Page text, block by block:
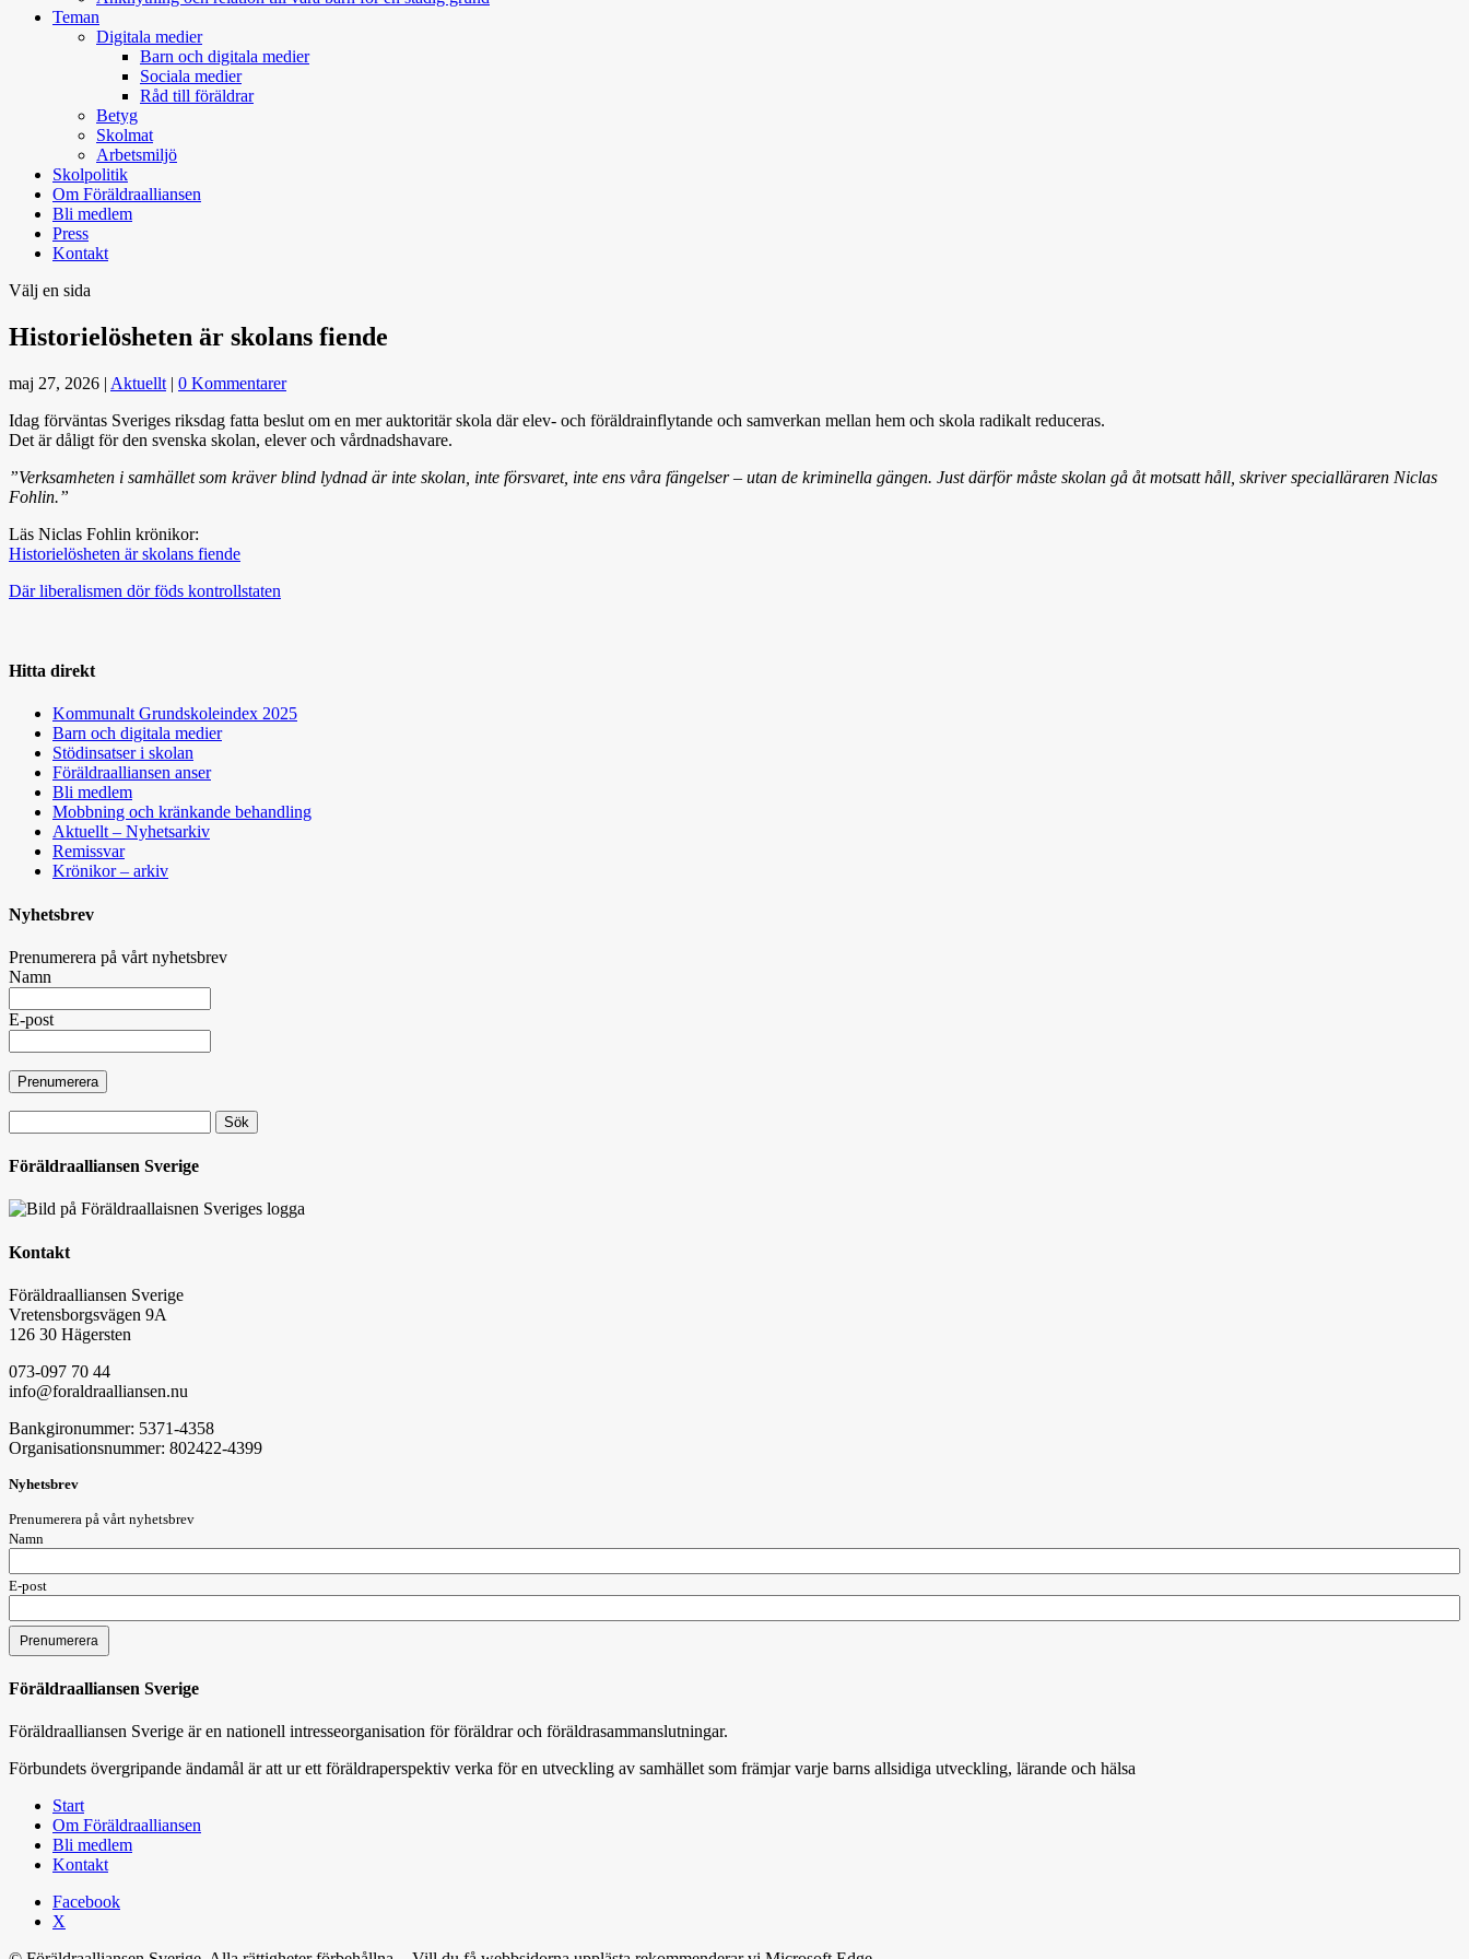
Teman
Digitala medier
Barn och digitala medier
Sociala medier
Råd till föräldrar
Betyg
Skolmat
Arbetsmiljö
Skolpolitik
Om Föräldraalliansen
Bli medlem
Press
Kontakt
Välj en sida
Historielösheten är skolans fiende
maj 27, 2026 | Aktuellt | 0 Kommentarer
Idag förväntas Sveriges riksdag fatta beslut om en mer auktoritär skola där elev- och föräldrainflytande och samverkan mellan hem och skola radikalt reduceras.
Det är dåligt för den svenska skolan, elever och vårdnadshavare.
”Verksamheten i samhället som kräver blind lydnad är inte skolan, inte försvaret, inte ens våra fängelser – utan de kriminella gängen. Just därför måste skolan gå åt motsatt håll, skriver specialläraren Niclas
Fohlin.”
Läs Niclas Fohlin krönikor:
Historielösheten är skolans fiende
Där liberalismen dör föds kontrollstaten
Hitta direkt
Kommunalt Grundskoleindex 2025
Barn och digitala medier
Stödinsatser i skolan
Föräldraalliansen anser
Bli medlem
Mobbning och kränkande behandling
Aktuellt – Nyhetsarkiv
Remissvar
Krönikor – arkiv
Nyhetsbrev
Prenumerera på vårt nyhetsbrev
Namn
E-post
efter:
Föräldraalliansen Sverige
Kontakt
Föräldraalliansen Sverige
Vretensborgsvägen 9A
126 30 Hägersten
073-097 70 44
info@foraldraalliansen.nu
Bankgironummer: 5371-4358
Organisationsnummer: 802422-4399
Nyhetsbrev
Prenumerera på vårt nyhetsbrev
Namn
E-post
Föräldraalliansen Sverige
Föräldraalliansen Sverige är en nationell intresseorganisation för föräldrar och föräldrasammanslutningar.
Förbundets övergripande ändamål är att ur ett föräldraperspektiv verka för en utveckling av samhället som främjar varje barns allsidiga utveckling, lärande och hälsa
Start
Om Föräldraalliansen
Bli medlem
Kontakt
Facebook
X